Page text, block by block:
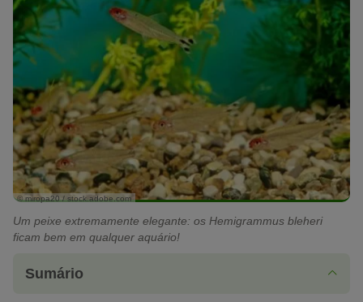
© miropa20 / stock.adobe.com
Um peixe extremamente elegante: os Hemigrammus bleheri
ficam bem em qualquer aquário!
Sumário